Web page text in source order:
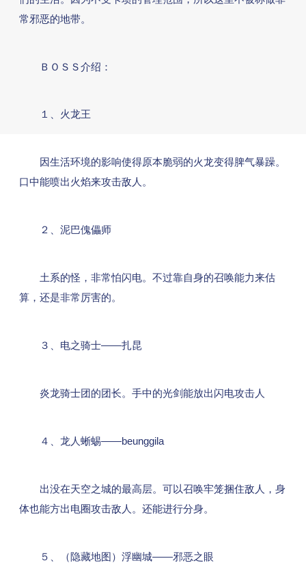
常邪恶的地带。
ＢＯＳＳ介绍：
１、火龙王
因生活环境的影响使得原本脆弱的火龙变得脾气暴躁。
口中能喷出火焰来攻击敌人。
２、泥巴傀儡师
土系的怪，非常怕闪电。不过靠自身的召唤能力来估
算，还是非常厉害的。
３、电之骑士——扎昆
炎龙骑士团的团长。手中的光剑能放出闪电攻击人
４、龙人蜥蜴——beunggila
出没在天空之城的最高层。可以召唤牢笼捆住敌人，身
体也能方出电圈攻击敌人。还能进行分身。
５、（隐藏地图）浮幽城——邪恶之眼